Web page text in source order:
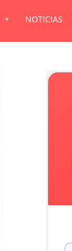
NOTICIAS